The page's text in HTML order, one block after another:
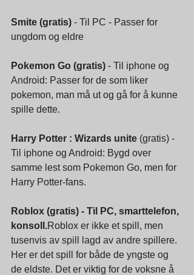
Smite (gratis) - Til PC - Passer for
ungdom og eldre
Pokemon Go (gratis) - Til iphone og
Android: Passer for de som liker
pokemon, man må ut og gå for å kunne
spille dette.
Harry Potter : Wizards unite (gratis) -
Til iphone og Android: Bygd over
samme lest som Pokemon Go, men for
Harry Potter-fans.
Roblox (gratis) - Til PC, smarttelefon,
konsoll.Roblox er ikke et spill, men
tusenvis av spill lagd av andre spillere.
Her er det spill for både de yngste og
de eldste. Det er viktig for de voksne å